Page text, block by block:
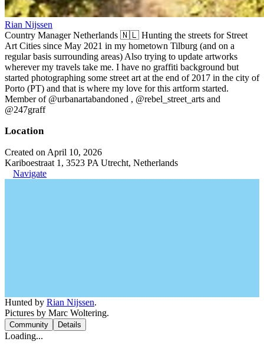
Rian Nijssen
Country Manager Netherlands 🇳🇱 Hunting the streets for Street
Art Cities since May 2021 in my hometown Tilburg (and on a
regular basis surrounding areas) Also trying to update artworks
wherever my travels take me. I have no graffiti background but
started photographing some street art at the end of 2017 in the city of
Porto (PT) and that is where my love for this artform started.
Member of @urbanartabandoned , @rebel_street_arts and
@247graff
Location
Created on April 10, 2026
Kariboestraat 1, 3523 PA Utrecht, Netherlands
Navigate
Hunted by Rian Nijssen.
Pictures by Marc Woltering.
Community Details
Loading...